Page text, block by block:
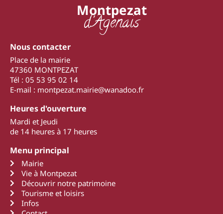
Montpezat
d'Agenais
Nous contacter
Place de la mairie
47360 MONTPEZAT
Tél : 05 53 95 02 14
E-mail : montpezat.mairie@wanadoo.fr
Heures d'ouverture
Mardi et Jeudi
de 14 heures à 17 heures
Menu principal
Mairie
Vie à Montpezat
Découvrir notre patrimoine
Tourisme et loisirs
Infos